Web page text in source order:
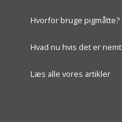
Hvorfor bruge pigmåtte?
Hvad nu hvis det er nemt
Læs alle vores artikler